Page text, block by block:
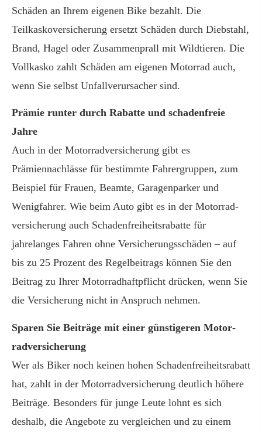
Schäden an Ihrem eigenen Bike bezahlt. Die
Teilkaskoversicherung ersetzt Schäden durch Diebstahl,
Brand, Hagel oder Zusammenprall mit Wildtieren. Die
Vollkasko zahlt Schäden am eigenen Motorrad auch,
wenn Sie selbst Unfallverursacher sind.
Prämie runter durch Rabatte und schadenfreie
Jahre
Auch in der Motor­rad­ver­sicherung gibt es
Prämiennachlässe für bestimmte Fahrergruppen, zum
Beispiel für Frauen, Beamte, Garagenparker und
Wenigfahrer. Wie beim Auto gibt es in der Motor­rad­
ver­sicherung auch Schadenfreiheitsrabatte für
jahrelanges Fahren ohne Versicherungsschäden – auf
bis zu 25 Prozent des Regelbeitrags können Sie den
Beitrag zu Ihrer Motorradhaftpflicht drücken, wenn Sie
die Versicherung nicht in Anspruch nehmen.
Sparen Sie Beiträge mit einer günstigeren Motor­
rad­ver­sicherung
Wer als Biker noch keinen hohen Schadenfreiheitsrabatt
hat, zahlt in der Motor­rad­ver­sicherung deutlich höhere
Beiträge. Besonders für junge Leute lohnt es sich
deshalb, die Angebote zu ver­gleichen und zu einem